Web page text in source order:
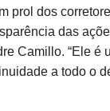
prol dos
das
Camillo. “Ele
a todo o